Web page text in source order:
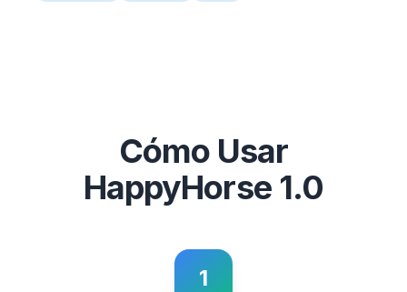
Cómo Usar
HappyHorse 1.0
1